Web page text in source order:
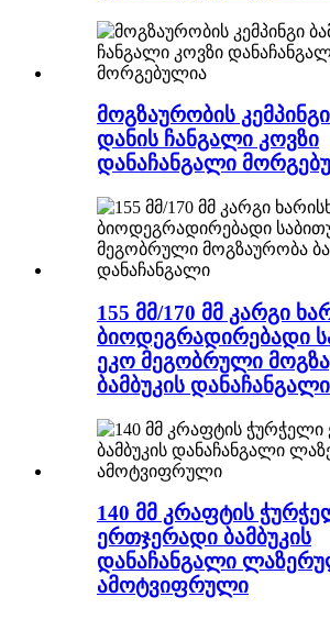
მოგზაურობის
დანის ჩანგალი კოვზი
დანაჩანგალი
155 მმ/170 მმ კარგი
ბიოდეგრადირებადი
ეკო მეგობრული
ბამბუკის დანაჩანგალი
140 მმ კრაფტის
ერთჯერადი ბამბუკის
დანაჩანგალი
ამოტვიფრული